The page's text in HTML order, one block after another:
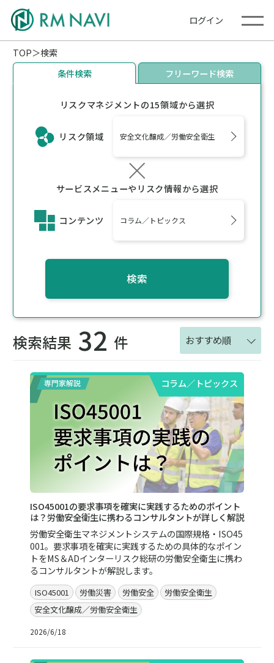
ログイン
TOP
検索
条件検索
フリーワード検索
リスクマネジメントの15領域から選択
リスク領域 安全文化醸成／労働安全衛生
サービスメニューやリスク情報から選択
コンテンツ コラム／トピックス
検索
検索結果 32 件 おすすめ順
コラム／トピックス
ISO45001の要求事項を確実に実践するためのポイント
は？労働安全衛生に携わるコンサルタントが詳しく解説
労働安全衛生マネジメントシステムの国際規格・ISO45
001。要求事項を確実に実践するための具体的なポイン
トをMS＆ADインターリスク総研の労働安全衛生に携わ
るコンサルタントが解説します。
ISO45001 労働災害 労働安全
労働安全衛生
安全文化醸成／労働安全衛生
2026/6/18